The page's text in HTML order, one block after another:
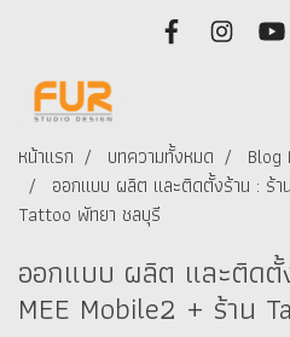
หน้าแรก บทความทั้งหมด Blog
ออกแบบ ผลิต และติดตั้งร้าน : ร้า
Tattoo พัทยา ชลบุรี
ออกแบบ ผลิต และติดตั้
MEE Mobile2 + ร้าน